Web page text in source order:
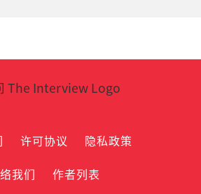
许可协议
隐私政策
我们
作者列表